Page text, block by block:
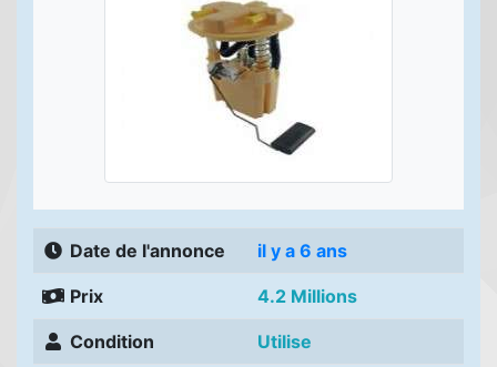
Date de l'annonce il y a 6 ans
Prix 4.2 Millions
Condition Utilise